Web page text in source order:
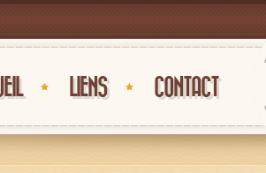
LIENS CONTACT